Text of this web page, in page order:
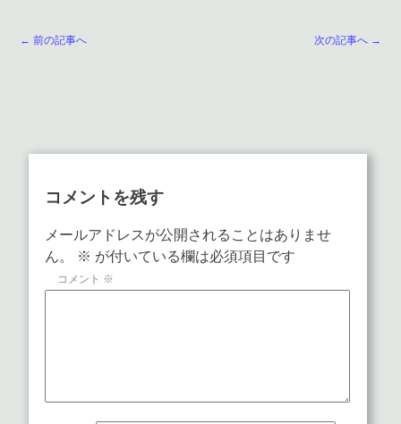
← 前の記事へ 次の記事へ →
コメントを残す
メールアドレスが公開されることはありませ
ん。
※ が付いている欄は必須項目です
コメント ※